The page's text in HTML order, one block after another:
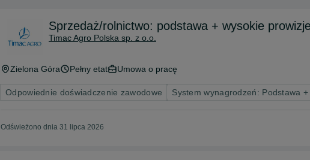
Sprzedaż/rolnictwo: podstawa + wysokie
Timac Agro Polska sp. z o.o.
Zielona Góra Pełny etat Umowa o pracę
Odpowiednie doświadczenie zawodowe System wynagrodzeń: Podstawa
Odświeżono dnia 31 lipca 2026